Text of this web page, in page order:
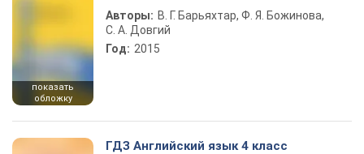
показать
обложку
Авторы: В. Г. Барьяхтар, Ф. Я. Божинова,
С. А. Довгий
Год: 2015
ГДЗ Английский язык 4 класс